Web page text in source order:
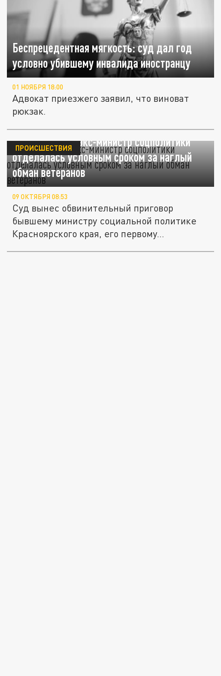
Беспрецедентная мягкость: суд дал год
условно убившему инвалида иностранцу
01 НОЯБРЯ 18:00
Адвокат приезжего заявил, что виноват
рюкзак.
В Красноярске экс-министр соцполитики
отделалась условным сроком за наглый
обман ветеранов
ПРОИСШЕСТВИЯ
09 ОКТЯБРЯ 08:53
Суд вынес обвинительный приговор
бывшему министру социальной политике
Красноярского края, его первому...